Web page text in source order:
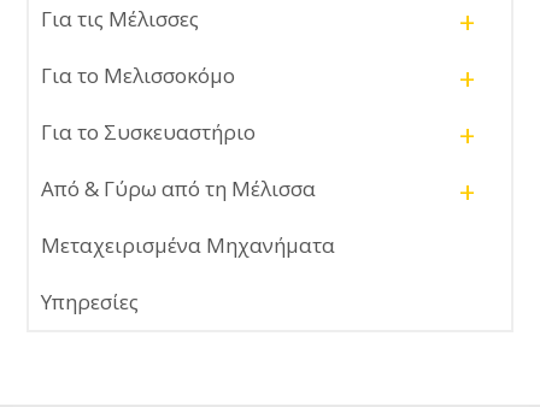
Για τις Μέλισσες +
Για το Μελισσοκόμο +
Για το Συσκευαστήριο +
Από & Γύρω από τη Μέλισσα +
Μεταχειρισμένα Μηχανήματα
Υπηρεσίες